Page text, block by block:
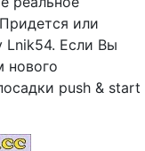
или
Lnik54. Если Вы
нового
push & start